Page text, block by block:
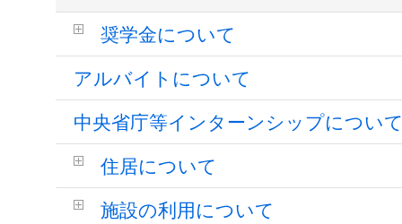
奨学金について
アルバイトについて
中央省庁等インターンシップについ
住居について
施設の利用について